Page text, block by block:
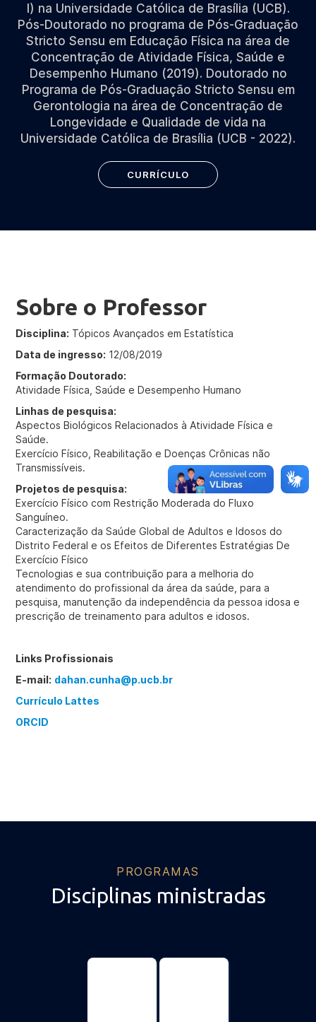
I) na Universidade Católica de Brasília (UCB).
Pós-Doutorado no programa de Pós-Graduação
Stricto Sensu em Educação Física na área de
Concentração de Atividade Física, Saúde e
Desempenho Humano (2019). Doutorado no
Programa de Pós-Graduação Stricto Sensu em
Gerontologia na área de Concentração de
Longevidade e Qualidade de vida na
Universidade Católica de Brasília (UCB - 2022).
CURRÍCULO
Sobre o Professor
Disciplina: Tópicos Avançados em Estatística
Data de ingresso: 12/08/2019
Formação Doutorado:
Atividade Física, Saúde e Desempenho Humano
Linhas de pesquisa:
Aspectos Biológicos Relacionados à Atividade Física e
Saúde.
Exercício Físico, Reabilitação e Doenças Crônicas não
Transmissíveis.
Projetos de pesquisa:
Exercício Físico com Restrição Moderada do Fluxo
Sanguíneo.
Caracterização da Saúde Global de Adultos e Idosos do
Distrito Federal e os Efeitos de Diferentes Estratégias De
Exercício Físico
Tecnologias e sua contribuição para a melhoria do
atendimento do profissional da área da saúde, para a
pesquisa, manutenção da independência da pessoa idosa e
prescrição de treinamento para adultos e idosos.
Links Profissionais
E-mail: dahan.cunha@p.ucb.br
Currículo Lattes
ORCID
PROGRAMAS
Disciplinas ministradas